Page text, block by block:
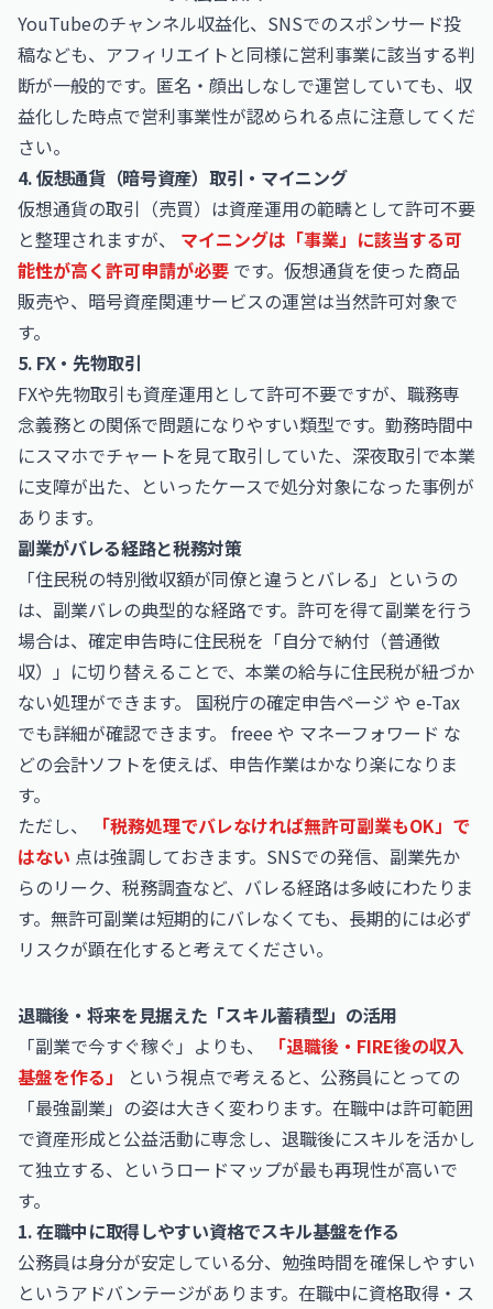
YouTubeのチャンネル収益化、SNSでのスポンサード投
稿なども、アフィリエイトと同様に営利事業に該当する判
断が一般的です。匿名・顔出しなしで運営していても、収
益化した時点で営利事業性が認められる点に注意してくだ
さい。
4. 仮想通貨（暗号資産）取引・マイニング
仮想通貨の取引（売買）は資産運用の範疇として許可不要
と整理されますが、 マイニングは「事業」に該当する可
能性が高く許可申請が必要 です。仮想通貨を使った商品
販売や、暗号資産関連サービスの運営は当然許可対象で
す。
5. FX・先物取引
FXや先物取引も資産運用として許可不要ですが、職務専
念義務との関係で問題になりやすい類型です。勤務時間中
にスマホでチャートを見て取引していた、深夜取引で本業
に支障が出た、といったケースで処分対象になった事例が
あります。
副業がバレる経路と税務対策
「住民税の特別徴収額が同僚と違うとバレる」というの
は、副業バレの典型的な経路です。許可を得て副業を行う
場合は、確定申告時に住民税を「自分で納付（普通徴
収）」に切り替えることで、本業の給与に住民税が紐づか
ない処理ができます。 国税庁の確定申告ページ や e-Tax
でも詳細が確認できます。 freeeや マネーフォワード な
どの会計ソフトを使えば、申告作業はかなり楽になりま
す。
ただし、
「税務処理でバレなければ無許可副業もOK」で
はない 点は強調しておきます。SNSでの発信、副業先か
らのリーク、税務調査など、バレる経路は多岐にわたりま
す。無許可副業は短期的にバレなくても、長期的には必ず
リスクが顕在化すると考えてください。
退職後・将来を見据えた「スキル蓄積型」の活用
「副業で今すぐ稼ぐ」よりも、
「退職後・FIRE後の収入
基盤を作る」
という視点で考えると、公務員にとっての
「最強副業」の姿は大きく変わります。在職中は許可範囲
で資産形成と公益活動に専念し、退職後にスキルを活かし
て独立する、というロードマップが最も再現性が高いで
す。
1. 在職中に取得しやすい資格でスキル基盤を作る
公務員は身分が安定している分、勉強時間を確保しやすい
というアドバンテージがあります。在職中に資格取得・ス